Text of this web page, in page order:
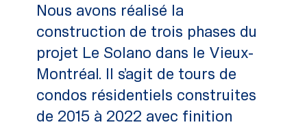
Nous avons réalisé la
construction de trois phases du
projet Le Solano dans le Vieux-
Montréal. Il s’agit de tours de
condos résidentiels construites
de 2015 à 2022 avec finition